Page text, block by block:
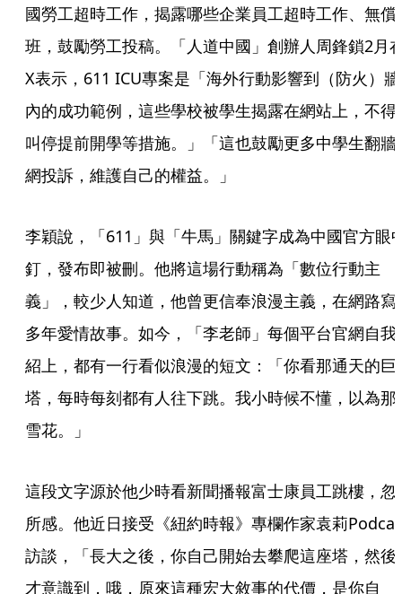
國勞工超時工作，揭露哪些企業員工超時工作、無償
班，鼓勵勞工投稿。「人道中國」創辦人周鋒鎖2月
X表示，611 ICU專案是「海外行動影響到（防火）牆
內的成功範例，這些學校被學生揭露在網站上，不得
叫停提前開學等措施。」「這也鼓勵更多中學生翻牆
網投訴，維護自己的權益。」
李穎說，「611」與「牛馬」關鍵字成為中國官方眼
釘，發布即被刪。他將這場行動稱為「數位行動主
義」，較少人知道，他曾更信奉浪漫主義，在網路寫
多年愛情故事。如今，「李老師」每個平台官網自我
紹上，都有一行看似浪漫的短文：「你看那通天的巨
塔，每時每刻都有人往下跳。我小時候不懂，以為那
雪花。」
這段文字源於他少時看新聞播報富士康員工跳樓，忽
所感。他近日接受《紐約時報》專欄作家袁莉
訪談，「長大之後，你自己開始去攀爬這座塔，然後
才意識到，哦，原來這種宏大敘事的代價，是你自